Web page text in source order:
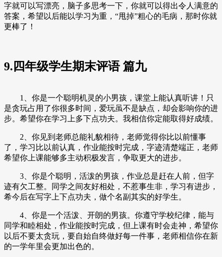
字就可以写漂亮，脑子多思考一下，你就可以得出令人满意的
答案，希望以后能以学习为重，“甩掉”粗心的毛病，那时你就
更棒了！
9.四年级学生期末评语 篇九
1、你是一个聪明机灵的小男孩，课堂上能认真听讲！只
是贪玩占用了你很多时间，爱玩虽不是缺点，却会影响你的进
步。希望你在学习上多下点功夫。我相信你定能取得好成绩。
2、你见到老师总能礼貌相待，老师觉得你比以前懂事
了，学习比以前认真，作业能按时完成，字迹清楚端正，老师
希望你上课能够多主动积极发言，争取更大的进步。
3、你是个聪明，活泼的男孩，作业总是赶在人前，但字
迹有欠工整。同学之间友好相处，不惹事生非，学习有进步，
希今后在写字上下点功夫，做个名副其实的好学生。
4、你是一个活泼、开朗的男孩。你遵守学校纪律，能与
同学和睦相处，作业能按时完成，但上课有时会走神，希望你
以后不要太贪玩，要自始自终做好每一件事，老师相信你在新
的一学年里会更加出色的。